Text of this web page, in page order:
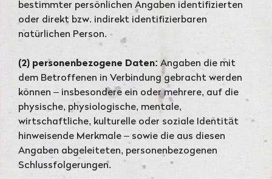
bestimmter persönlichen Angaben identifizierten
oder direkt bzw. indirekt identifizierbaren
natürlichen Person.
(2) personenbezogene Daten: Angaben die mit
dem Betroffenen in Verbindung gebracht werden
können – insbesondere ein oder mehrere, auf die
physische, physiologische, mentale,
wirtschaftliche, kulturelle oder soziale Identität
hinweisende Merkmale – sowie die aus diesen
Angaben abgeleiteten, personenbezogenen
Schlussfolgerungen.